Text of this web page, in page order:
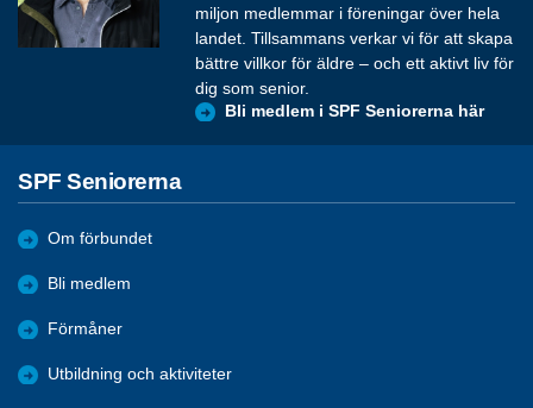
miljon medlemmar i föreningar över hela
landet. Tillsammans verkar vi för att skapa
bättre villkor för äldre – och ett aktivt liv för
dig som senior.
Bli medlem i SPF Seniorerna här
SPF Seniorerna
Om förbundet
Bli medlem
Förmåner
Utbildning och aktiviteter